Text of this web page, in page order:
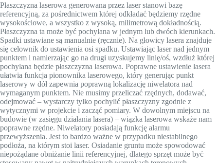
Płaszczyzna laserowa generowana przez laser stanowi bazę
referencyjną, za pośrednictwem której odkładać będziemy rzędne
wysokościowe, a wszystko z wysoką, milimetrową dokładnością.
Płaszczyzna ta może być pochylana w jednym lub dwóch kierunkach.
Spadki ustawiane są manualnie (ręcznie). Na głowicy lasera znajduje
się celownik do ustawienia osi spadku. Ustawiając laser nad jednym
punktem i namierzając go na drugi uzyskujemy linię/oś, wzdłuż której
pochylana będzie płaszczyzna laserowa. Poprawne ustawienie lasera
ułatwia funkcja pionownika laserowego, który generując punkt
laserowy w dół zapewnia poprawną lokalizację niwelatora nad
wymaganym punktem. Nie musimy przeliczać rzędnych, dodawać,
odejmować – wystarczy tylko pochylić płaszczyzny zgodnie z
wytycznymi w projekcie i zacząć pomiary. W dowolnym miejscu na
budowie (w zasięgu działania lasera) – wiązka laserowa wskaże nam
poprawne rzędne. Niwelatory posiadają funkcję alarmu
przewyższenia. Jest to bardzo ważne w przypadku niestabilnego
podłoża, na którym stoi laser. Osiadanie gruntu może spowodować
niepożądane obniżanie linii referencyjnej, dlatego sprzęt może być